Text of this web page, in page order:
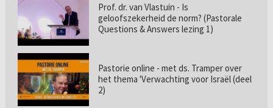
Prof. dr. van Vlastuin - Is
geloofszekerheid de norm? (Pastorale
Questions & Answers lezing 1)
Pastorie online - met ds. Tramper over
het thema 'Verwachting voor Israël (deel
2)